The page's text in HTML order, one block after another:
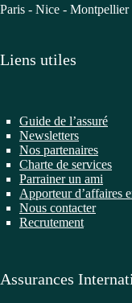
Paris - Nice - Montpellier
Liens utiles
Guide de l’assuré
Newsletters
Nos partenaires
Charte de services
Parrainer un ami
Apporteur d’affaires
Nous contacter
Recrutement
Assurances